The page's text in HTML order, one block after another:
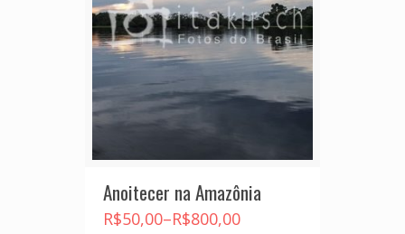
Anoitecer na Amazônia
R$50,00–R$800,00